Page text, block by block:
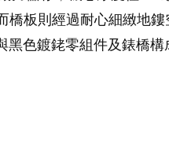
橋板則經過耐心細緻地
色鍍銠零組件及錶橋構